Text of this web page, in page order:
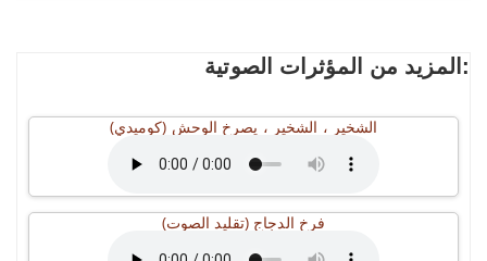
المزيد من المؤثرات الصوتية:
الشخير ، الشخير ، يصرخ الوحش (كوميدي)
فرخ الدجاج (تقليد الصوت)